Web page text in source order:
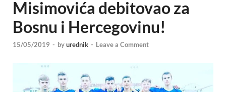
Misimovića debitovao za
Bosnu i Hercegovinu!
15/05/2019 - byurednik - Leave a Comment